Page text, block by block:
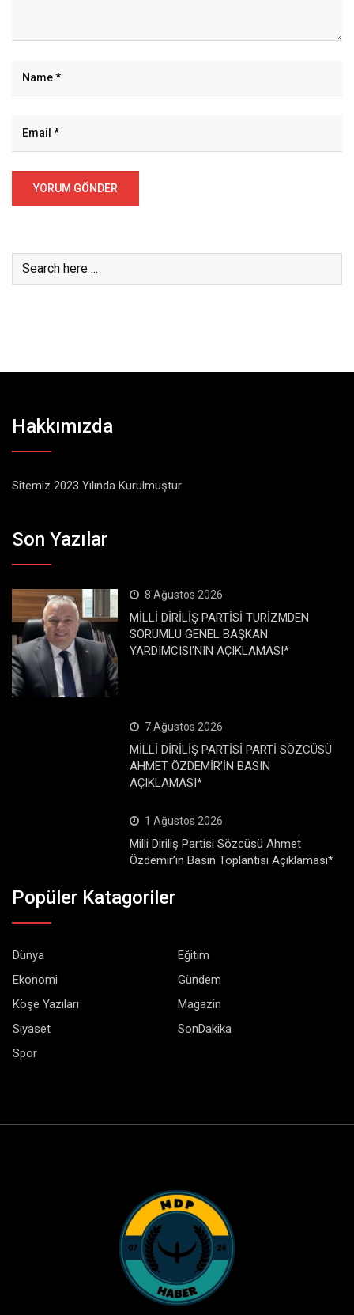
Hakkımızda
Sitemiz 2023 Yılında Kurulmuştur
Son Yazılar
8 Ağustos 2026
MİLLİ DİRİLİŞ PARTİSİ TURİZMDEN
SORUMLU GENEL BAŞKAN
YARDIMCISI’NIN AÇIKLAMASI*
7 Ağustos 2026
MİLLİ DİRİLİŞ PARTİSİ PARTİ SÖZCÜSÜ
AHMET ÖZDEMİR’İN BASIN
AÇIKLAMASI*
1 Ağustos 2026
Milli Diriliş Partisi Sözcüsü Ahmet
Özdemir’in Basın Toplantısı Açıklaması*
Popüler Katagoriler
Dünya
Eğitim
Ekonomi
Gündem
Köşe Yazıları
Magazin
Siyaset
SonDakika
Spor